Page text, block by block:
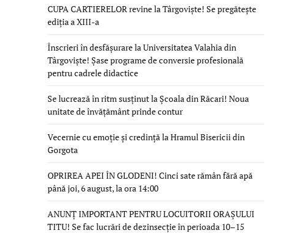
CUPA CARTIERELOR revine la Târgoviște! Se pregătește
ediția a XIII-a
Înscrieri în desfășurare la Universitatea Valahia din
Târgoviște! Șase programe de conversie profesională
pentru cadrele didactice
Se lucrează în ritm susținut la Școala din Răcari! Noua
unitate de învățământ prinde contur
Vecernie cu emoție și credință la Hramul Bisericii din
Gorgota
OPRIREA APEI ÎN GLODENI! Cinci sate rămân fără apă
până joi, 6 august, la ora 14:00
ANUNȚ IMPORTANT PENTRU LOCUITORII ORAȘULUI
TITU! Se fac lucrări de dezinsecție în perioada 10–15